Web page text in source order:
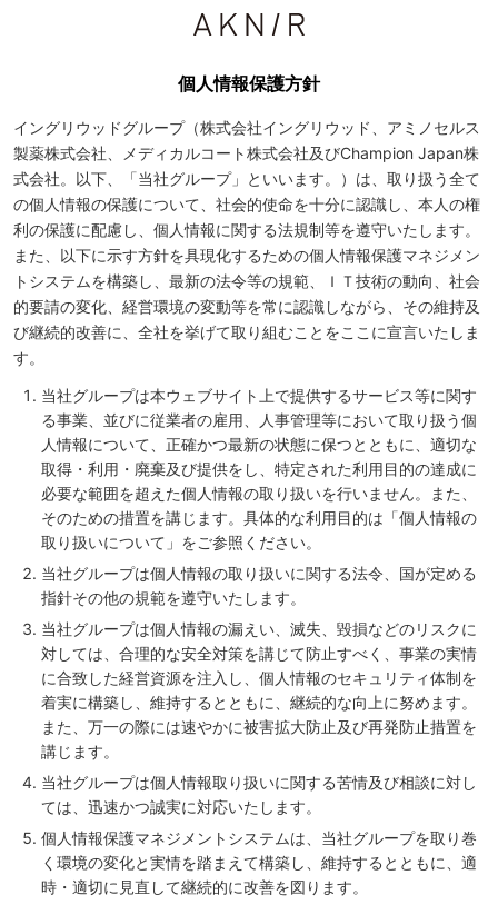
個人情報保護方針
イングリウッドグループ（株式会社イングリウッド、アミノセルス
製薬株式会社、メディカルコート株式会社及びChampion Japan株
式会社。以下、「当社グループ」といいます。）は、取り扱う全て
の個人情報の保護について、社会的使命を十分に認識し、本人の権
利の保護に配慮し、個人情報に関する法規制等を遵守いたします。
また、以下に示す方針を具現化するための個人情報保護マネジメン
トシステムを構築し、最新の法令等の規範、ＩＴ技術の動向、社会
的要請の変化、経営環境の変動等を常に認識しながら、その維持及
び継続的改善に、全社を挙げて取り組むことをここに宣言いたしま
す。
当社グループは本ウェブサイト上で提供するサービス等に関す
る事業、並びに従業者の雇用、人事管理等において取り扱う個
人情報について、正確かつ最新の状態に保つとともに、適切な
取得・利用・廃棄及び提供をし、特定された利用目的の達成に
必要な範囲を超えた個人情報の取り扱いを行いません。また、
そのための措置を講じます。具体的な利用目的は「個人情報の
取り扱いについて」をご参照ください。
当社グループは個人情報の取り扱いに関する法令、国が定める
指針その他の規範を遵守いたします。
当社グループは個人情報の漏えい、滅失、毀損などのリスクに
対しては、合理的な安全対策を講じて防止すべく、事業の実情
に合致した経営資源を注入し、個人情報のセキュリティ体制を
着実に構築し、維持するとともに、継続的な向上に努めます。
また、万一の際には速やかに被害拡大防止及び再発防止措置を
講じます。
当社グループは個人情報取り扱いに関する苦情及び相談に対し
ては、迅速かつ誠実に対応いたします。
個人情報保護マネジメントシステムは、当社グループを取り巻
く環境の変化と実情を踏まえて構築し、維持するとともに、適
時・適切に見直して継続的に改善を図ります。